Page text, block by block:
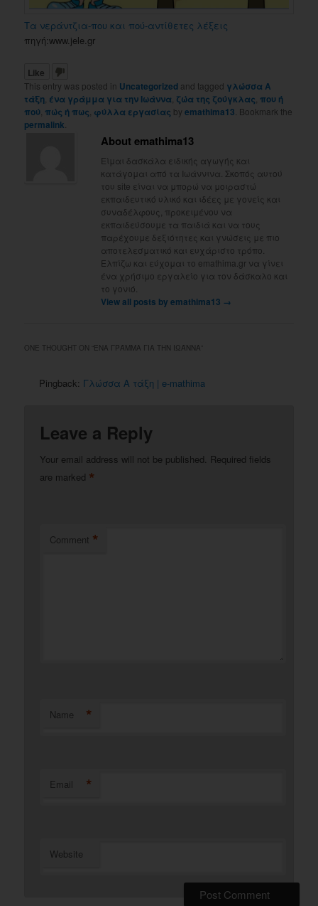
Τα νεράντζια-που και πού-αντίθετες λέξεις
πηγή:www.jele.gr
Like
This entry was posted in Uncategorized and tagged γλώσσα Α
τάξη ένα γράμμα για την Ιωάννα ζώα της ζούγκλας που ή
πού πώς ή πως φύλλα εργασίας byemathima13 . Bookmark the
permalink
About emathima13
Είμαι δασκάλα ειδικής αγωγής και
κατάγομαι από τα Ιωάννινα. Σκοπός αυτού
του site είναι να μπορώ να μοιραστώ
εκπαιδευτικό υλικό και ιδέες με γονείς και
συναδέλφους, προκειμένου να
εκπαιδεύσουμε τα παιδιά και να τους
παρέχουμε δεξιότητες και γνώσεις με πιο
αποτελεσματικό και ευχάριστο τρόπο.
Ελπίζω και εύχομαι το emathima.gr να γίνει
ένα χρήσιμο εργαλείο για τον δάσκαλο και
το γονιό.
View all posts by emathima13 →
ONE THOUGHT ON “ΈΝΑ ΓΡΆΜΜΑ ΓΙΑ ΤΗΝ ΙΩΆΝΝΑ ”
Pingback: Γλώσσα Α τάξη | e-mathima
Leave a Reply
Your email address will not be published. Required fields
are marked *
Comment *
Name *
Email *
Website